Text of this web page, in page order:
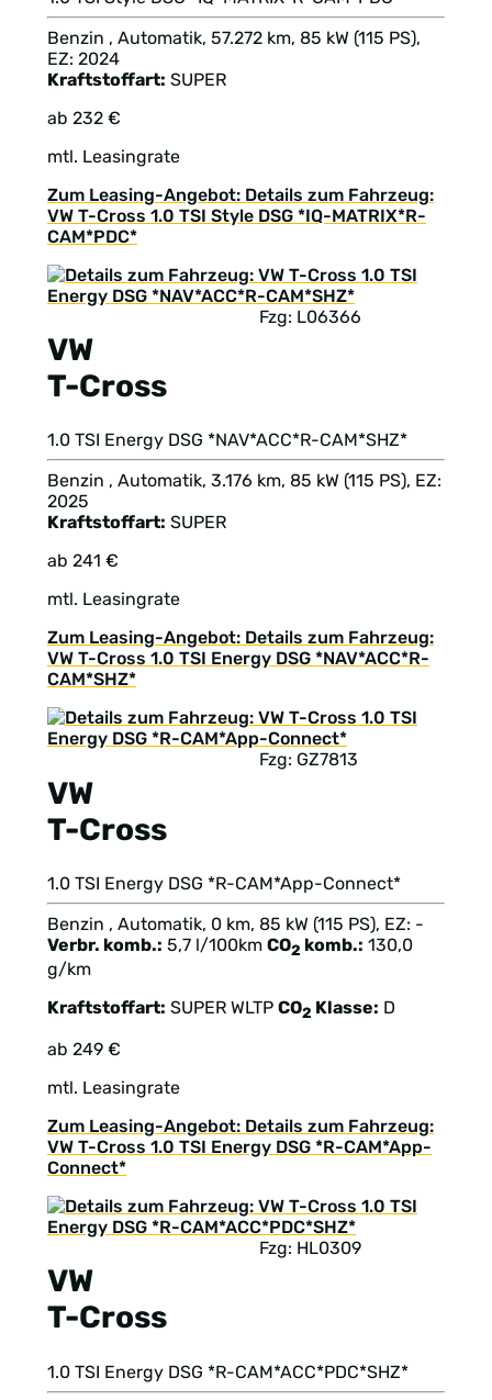
Benzin , Automatik, 57.272 km, 85 kW (115 PS),
EZ: 2024
Kraftstoffart: SUPER
ab 232 €
mtl. Leasingrate
Zum Leasing-Angebot: Details zum Fahrzeug:
VW T-Cross 1.0 TSI Style DSG *IQ-MATRIX*R-
CAM*PDC*
VW
T-Cross
Fzg: L06366
1.0 TSI Energy DSG *NAV*ACC*R-CAM*SHZ*
Benzin , Automatik, 3.176 km, 85 kW (115 PS), EZ:
2025
Kraftstoffart: SUPER
ab 241 €
mtl. Leasingrate
Zum Leasing-Angebot: Details zum Fahrzeug:
VW T-Cross 1.0 TSI Energy DSG *NAV*ACC*R-
CAM*SHZ*
VW
T-Cross
Fzg: GZ7813
1.0 TSI Energy DSG *R-CAM*App-Connect*
Benzin , Automatik, 0 km, 85 kW (115 PS), EZ: -
Verbr. komb.: 5,7 l/100km CO2 komb.: 130,0
g/km
Kraftstoffart: SUPER WLTP CO2 Klasse: D
ab 249 €
mtl. Leasingrate
Zum Leasing-Angebot: Details zum Fahrzeug:
VW T-Cross 1.0 TSI Energy DSG *R-CAM*App-
Connect*
VW
T-Cross
Fzg: HL0309
1.0 TSI Energy DSG *R-CAM*ACC*PDC*SHZ*